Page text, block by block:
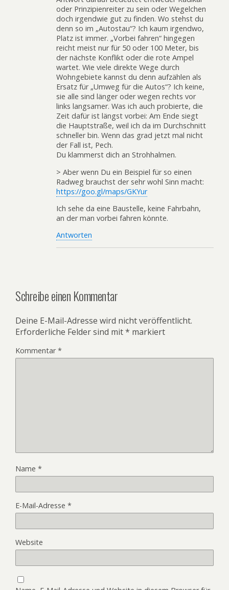
oder Prinzipienreiter zu sein oder Wegelchen
doch irgendwie gut zu finden. Wo stehst du
denn so im „Autostau“? Ich kaum irgendwo,
Platz ist immer. „Vorbei fahren“ hingegen
reicht meist nur für 50 oder 100 Meter, bis
der nächste Konflikt oder die rote Ampel
wartet. Wie viele direkte Wege durch
Wohngebiete kannst du denn aufzählen als
Ersatz für „Umweg für die Autos“? Ich keine,
sie alle sind länger oder wegen rechts vor
links langsamer. Was ich auch probierte, die
Zeit dafür ist längst vorbei: Am Ende siegt
die Hauptstraße, weil ich da im Durchschnitt
schneller bin. Wenn das grad jetzt mal nicht
der Fall ist, Pech.
Du klammerst dich an Strohhalmen.
> Aber wenn Du ein Beispiel für so einen
Radweg brauchst der sehr wohl Sinn macht:
https://goo.gl/maps/GKYur
Ich sehe da eine Baustelle, keine Fahrbahn,
an der man vorbei fahren könnte.
Antworten
Schreibe einen Kommentar
Deine E-Mail-Adresse wird nicht veröffentlicht.
Erforderliche Felder sind mit* markiert
Kommentar*
Name *
E-Mail-Adresse *
Website